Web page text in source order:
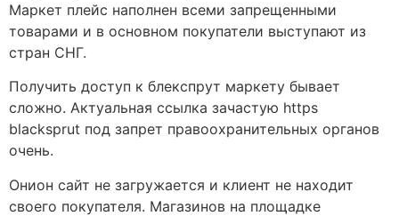
Маркет плейс наполнен всеми запрещенными
товарами и в основном покупатели выступают из
стран СНГ.
Получить доступ к блекспрут маркету бывает
сложно. Актуальная ссылка зачастую https
blacksprut под запрет правоохранительных органов
очень.
Онион сайт не загружается и клиент не находит
своего покупателя. Магазинов на площадке